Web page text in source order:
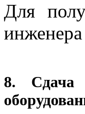
Для
8. Сдача